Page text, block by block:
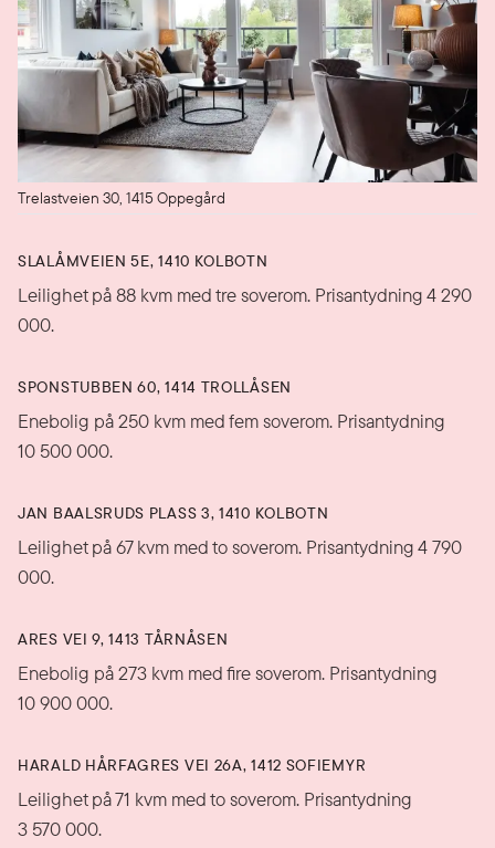
Trelastveien 30, 1415 Oppegård
SLALÅMVEIEN 5E, 1410 KOLBOTN
Leilighet på 88 kvm med tre soverom. Prisantydning 4 290
000.
SPONSTUBBEN 60, 1414 TROLLÅSEN
Enebolig på 250 kvm med fem soverom. Prisantydning
10 500 000.
JAN BAALSRUDS PLASS 3, 1410 KOLBOTN
Leilighet på 67 kvm med to soverom. Prisantydning 4 790
000.
ARES VEI 9, 1413 TÅRNÅSEN
Enebolig på 273 kvm med fire soverom. Prisantydning
10 900 000.
HARALD HÅRFAGRES VEI 26A, 1412 SOFIEMYR
Leilighet på 71 kvm med to soverom. Prisantydning
3 570 000.